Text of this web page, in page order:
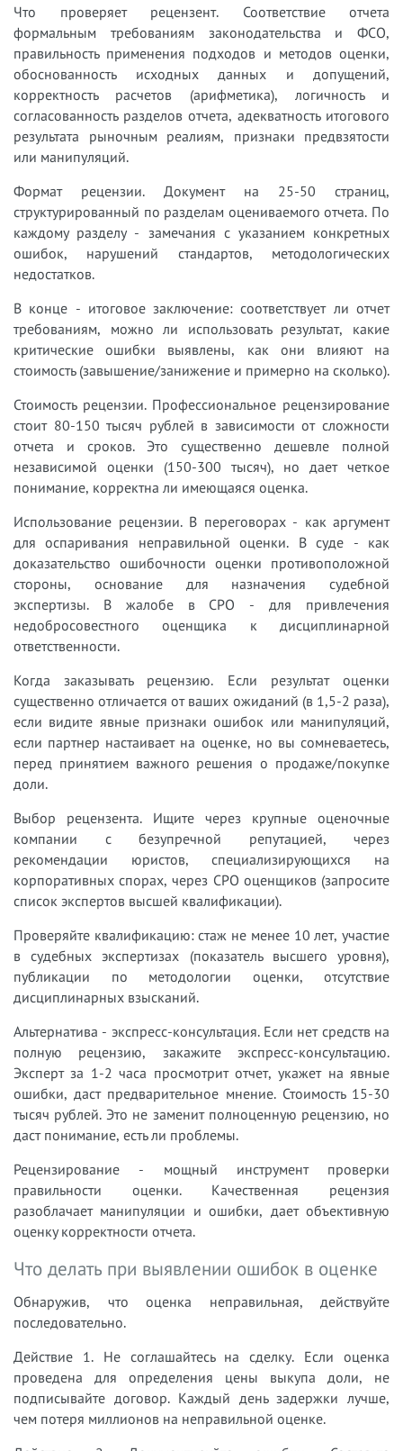
Что проверяет рецензент. Соответствие отчета
формальным требованиям законодательства и ФСО,
правильность применения подходов и методов оценки,
обоснованность исходных данных и допущений,
корректность расчетов (арифметика), логичность и
согласованность разделов отчета, адекватность итогового
результата рыночным реалиям, признаки предвзятости
или манипуляций.
Формат рецензии. Документ на 25-50 страниц,
структурированный по разделам оцениваемого отчета. По
каждому разделу - замечания с указанием конкретных
ошибок, нарушений стандартов, методологических
недостатков.
В конце - итоговое заключение: соответствует ли отчет
требованиям, можно ли использовать результат, какие
критические ошибки выявлены, как они влияют на
стоимость (завышение/занижение и примерно на сколько).
Стоимость рецензии. Профессиональное рецензирование
стоит 80-150 тысяч рублей в зависимости от сложности
отчета и сроков. Это существенно дешевле полной
независимой оценки (150-300 тысяч), но дает четкое
понимание, корректна ли имеющаяся оценка.
Использование рецензии. В переговорах - как аргумент
для оспаривания неправильной оценки. В суде - как
доказательство ошибочности оценки противоположной
стороны, основание для назначения судебной
экспертизы. В жалобе в СРО - для привлечения
недобросовестного оценщика к дисциплинарной
ответственности.
Когда заказывать рецензию. Если результат оценки
существенно отличается от ваших ожиданий (в 1,5-2 раза),
если видите явные признаки ошибок или манипуляций,
если партнер настаивает на оценке, но вы сомневаетесь,
перед принятием важного решения о продаже/покупке
доли.
Выбор рецензента. Ищите через крупные оценочные
компании с безупречной репутацией, через
рекомендации юристов, специализирующихся на
корпоративных спорах, через СРО оценщиков (запросите
список экспертов высшей квалификации).
Проверяйте квалификацию: стаж не менее 10 лет, участие
в судебных экспертизах (показатель высшего уровня),
публикации по методологии оценки, отсутствие
дисциплинарных взысканий.
Альтернатива - экспресс-консультация. Если нет средств на
полную рецензию, закажите экспресс-консультацию.
Эксперт за 1-2 часа просмотрит отчет, укажет на явные
ошибки, даст предварительное мнение. Стоимость 15-30
тысяч рублей. Это не заменит полноценную рецензию, но
даст понимание, есть ли проблемы.
Рецензирование - мощный инструмент проверки
правильности оценки. Качественная рецензия
разоблачает манипуляции и ошибки, дает объективную
оценку корректности отчета.
Что делать при выявлении ошибок в оценке
Обнаружив, что оценка неправильная, действуйте
последовательно.
Действие 1. Не соглашайтесь на сделку. Если оценка
проведена для определения цены выкупа доли, не
подписывайте договор. Каждый день задержки лучше,
чем потеря миллионов на неправильной оценке.